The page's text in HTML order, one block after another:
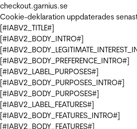
checkout.garnius.se
Cookie-deklaration uppdaterades
[#IABV2_TITLE#]
[#IABV2_BODY_INTRO#]
[#IABV2_BODY_PREFERENCE_INTRO#]
[#IABV2_LABEL_PURPOSES#]
[#IABV2_BODY_PURPOSES_INTRO#]
[#IABV2_BODY_PURPOSES#]
[#IABV2_LABEL_FEATURES#]
[#IABV2_BODY_FEATURES_INTRO#]
[#IABV2_BODY_FEATURES#]